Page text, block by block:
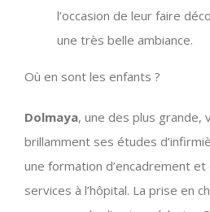
l’occasion de leur faire
une très belle ambiance.
Où en sont les enfants ?
Dolmaya, une des plus grande,
brillamment ses études
une formation d’encadrement et
services à l’hôpital. La prise en